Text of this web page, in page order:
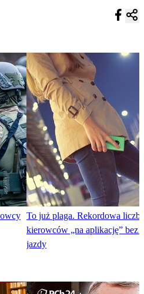
To już plaga. Rekordowa liczba
kierowców „na aplikację” bez
jazdy